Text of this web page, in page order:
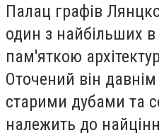
Палац графів
один з найбільших
пам'яткою
Оточений він
старими дубами та
належить до